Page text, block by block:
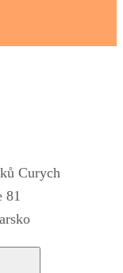
Curych
81